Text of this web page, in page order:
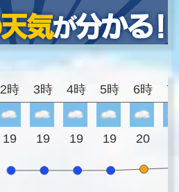
2時 3時 4時 5時 6時 7
19 19 19 19 20